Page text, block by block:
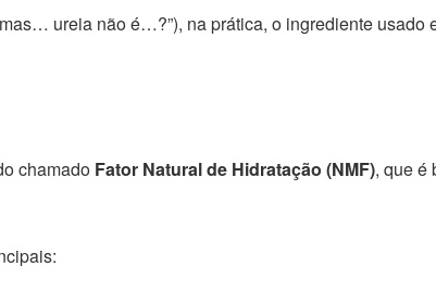
ureia não é…?”), na prática, o ingrediente usado
chamado Fator Natural de Hidratação (NMF), que é